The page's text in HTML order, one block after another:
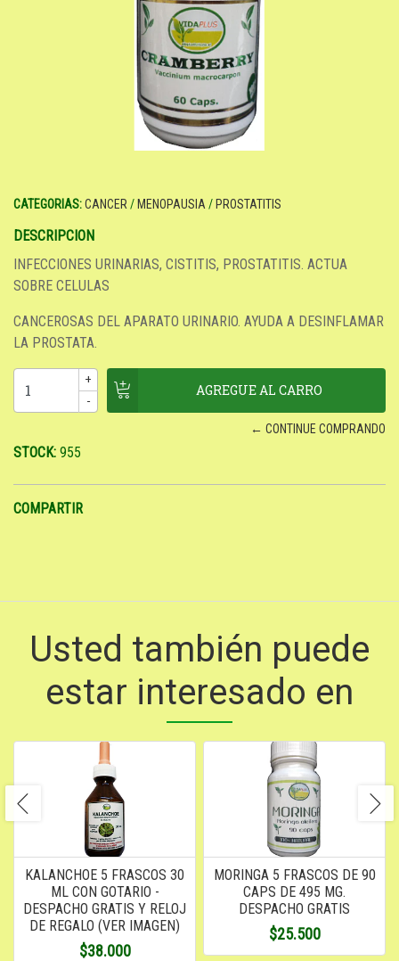
CATEGORIAS:CANCER / MENOPAUSIA / PROSTATITIS
DESCRIPCION
INFECCIONES URINARIAS, CISTITIS, PROSTATITIS. ACTUA
SOBRE CELULAS
CANCEROSAS DEL APARATO URINARIO. AYUDA A DESINFLAMAR
LA PROSTATA.
+
-
← CONTINUE COMPRANDO
STOCK: 955
COMPARTIR
Usted también puede
estar interesado en
KALANCHOE 5 FRASCOS 30
ML CON GOTARIO -
DESPACHO GRATIS Y RELOJ
DE REGALO (VER IMAGEN)
$38.000
MORINGA 5 FRASCOS DE 90
CAPS DE 495 MG.
DESPACHO GRATIS
$25.500